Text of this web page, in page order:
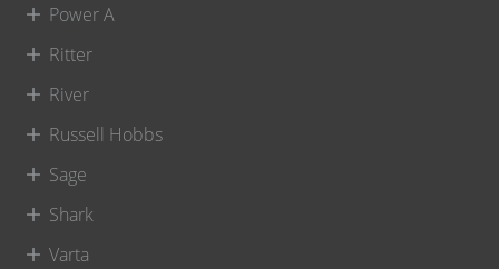
Power A
Ritter
River
Russell Hobbs
Sage
Shark
Varta